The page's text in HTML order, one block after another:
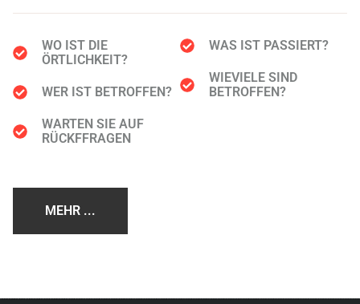
WO IST DIE
ÖRTLICHKEIT?
WER IST BETROFFEN?
WARTEN SIE AUF
RÜCKFFRAGEN
WAS IST PASSIERT?
WIEVIELE SIND
BETROFFEN?
MEHR ...